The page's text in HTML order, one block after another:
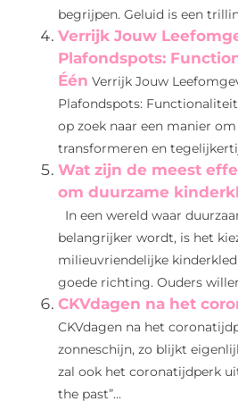
begrijpen. Geluid is een
Verrijk Jouw
Plafondspots:
Één Verrijk Jouw
Plafondspots:
op zoek naar een manier
transformeren en
Wat zijn de meest
om duurzame
In een wereld waar
belangrijker wordt, is het
milieuvriendelijke
goede richting. Ouders
CKVdagen na het
CKVdagen na het
zonneschijn, zo blijkt
zal ook het coronatijdperk
the past”...